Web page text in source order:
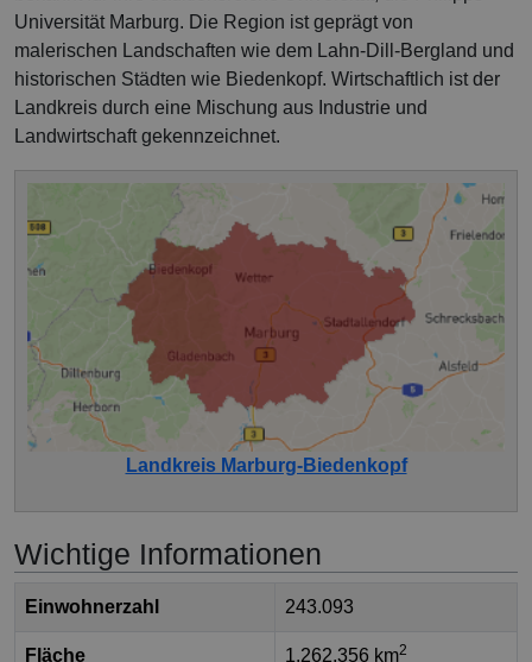
Universität Marburg. Die Region ist geprägt von
malerischen Landschaften wie dem Lahn-Dill-Bergland und
historischen Städten wie Biedenkopf. Wirtschaftlich ist der
Landkreis durch eine Mischung aus Industrie und
Landwirtschaft gekennzeichnet.
Landkreis Marburg-Biedenkopf
Wichtige Informationen
Einwohnerzahl 243.093
Fläche 1.262,356 km2